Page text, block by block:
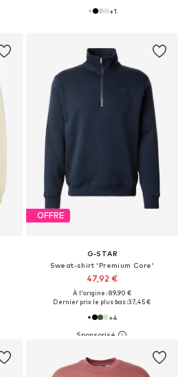
+1
OFFRE
G-STAR
Sweat-shirt 'Premium Core'
47,92 €
À l'origine : 89,90 €
Dernier prix le plus bas :37,45 €
+4